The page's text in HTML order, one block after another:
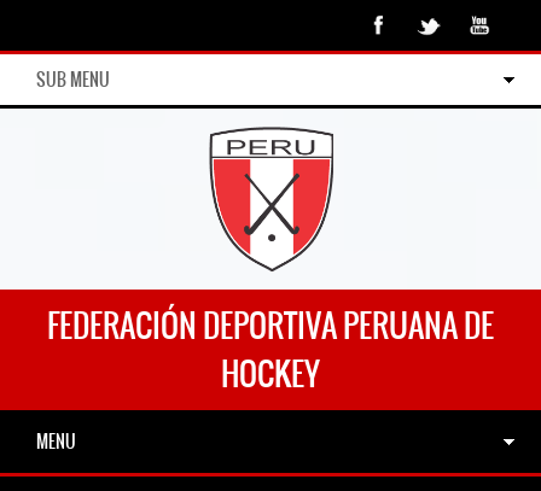
SUB MENU
FEDERACIÓN DEPORTIVA PERUANA DE
HOCKEY
MENU